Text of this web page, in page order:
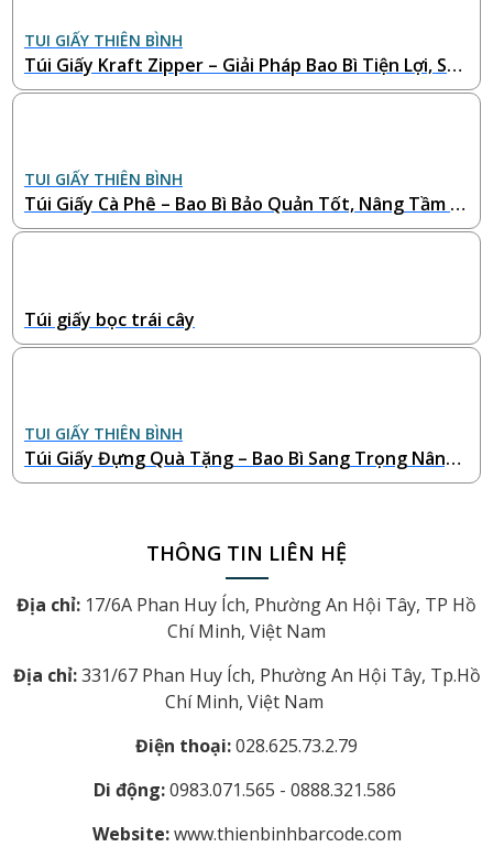
TUI GIẤY THIÊN BÌNH
Túi Giấy Kraft Zipper – Giải Pháp Bao Bì Tiện Lợi, San
g Trọng và Thân Thiện Với Môi Trường
TUI GIẤY THIÊN BÌNH
Túi Giấy Cà Phê – Bao Bì Bảo Quản Tốt, Nâng Tầm T
hương Hiệu
Túi giấy bọc trái cây
TUI GIẤY THIÊN BÌNH
Túi Giấy Đựng Quà Tặng – Bao Bì Sang Trọng Nâng
Tầm Giá Trị Món Qu
THÔNG TIN LIÊN HỆ
Địa chỉ: 17/6A Phan Huy Ích, Phường An Hội Tây, TP Hồ
Chí Minh, Việt Nam
Địa chỉ:331/67 Phan Huy Ích, Phường An Hội Tây, Tp.Hồ
Chí Minh, Việt Nam
Điện thoại:028.625.73.2.79
Di động:0983.071.565 - 0888.321.586
Website:www.thienbinhbarcode.com